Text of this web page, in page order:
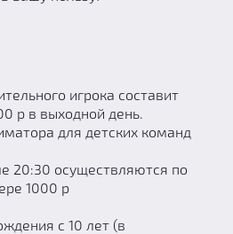
игрока составит
р в выходной день.
для детских команд
20:30 осуществляются по
1000 р
с 10 лет (в